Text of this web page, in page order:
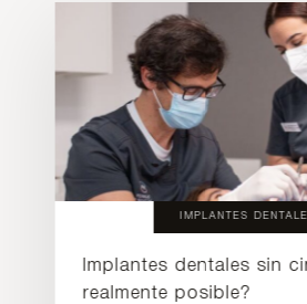
IMPLANTES
Implantes dentales sin
realmente posible?